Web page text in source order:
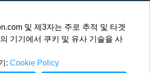
및 제3자는 주로 추적 및 타겟
기기에서 쿠키 및 유사 기술을 사
: Cookie Policy